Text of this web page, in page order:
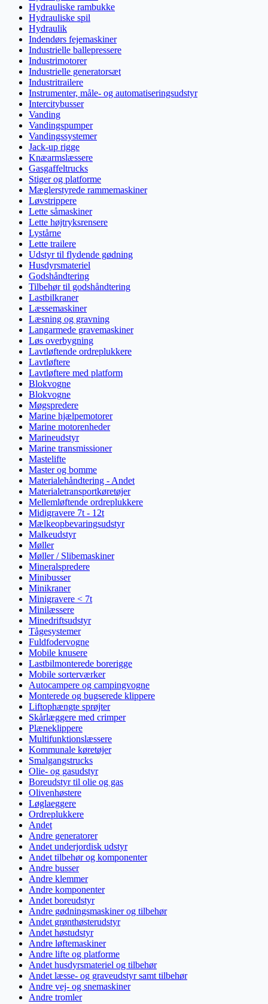
Hydrauliske rambukke
Hydrauliske spil
Hydraulik
Indendørs fejemaskiner
Industrielle ballepressere
Industrimotorer
Industrielle generatorsæt
Industritrailere
Instrumenter, måle- og automatiseringsudstyr
Intercitybusser
Vanding
Vandingspumper
Vandingssystemer
Jack-up rigge
Knæarmslæssere
Gasgaffeltrucks
Stiger og platforme
Mæglerstyrede rammemaskiner
Løvstrippere
Lette såmaskiner
Lette højtryksrensere
Lystårne
Lette trailere
Udstyr til flydende gødning
Husdyrsmateriel
Godshåndtering
Tilbehør til godshåndtering
Lastbilkraner
Læssemaskiner
Læsning og gravning
Langarmede gravemaskiner
Løs overbygning
Lavtløftende ordreplukkere
Lavtløftere
Lavtløftere med platform
Blokvogne
Blokvogne
Møgspredere
Marine hjælpemotorer
Marine motorenheder
Marineudstyr
Marine transmissioner
Mastelifte
Master og bomme
Materialehåndtering - Andet
Materialetransportkøretøjer
Mellemløftende ordreplukkere
Midigravere 7t - 12t
Mælkeopbevaringsudstyr
Malkeudstyr
Møller
Møller / Slibemaskiner
Mineralspredere
Minibusser
Minikraner
Minigravere < 7t
Minilæssere
Minedriftsudstyr
Tågesystemer
Fuldfodervogne
Mobile knusere
Lastbilmonterede borerigge
Mobile sorterværker
Autocampere og campingvogne
Monterede og bugserede klippere
Liftophængte sprøjter
Skårlæggere med crimper
Plæneklippere
Multifunktionslæssere
Kommunale køretøjer
Smalgangstrucks
Olie- og gasudstyr
Boreudstyr til olie og gas
Olivenhøstere
Løglaeggere
Ordreplukkere
Andet
Andre generatorer
Andet underjordisk udstyr
Andet tilbehør og komponenter
Andre busser
Andre klemmer
Andre komponenter
Andet boreudstyr
Andre gødningsmaskiner og tilbehør
Andet grønthøsterudstyr
Andet høstudstyr
Andre løftemaskiner
Andre lifte og platforme
Andet husdyrsmateriel og tilbehør
Andet læsse- og graveudstyr samt tilbehør
Andre vej- og snemaskiner
Andre tromler